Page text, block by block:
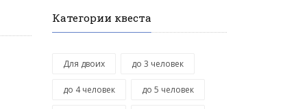
Категории квеста
Для двоих до 3 человек
до 4 человек до 5 человек